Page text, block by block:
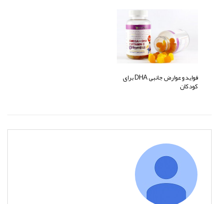
فواید و عوارض جانبی DHA برای
کودکان